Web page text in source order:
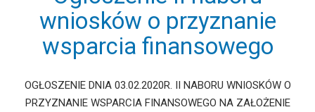
wniosków o przyznanie
wsparcia finansowego
OGŁOSZENIE DNIA 03.02.2020R. II NABORU WNIOSKÓW O
PRZYZNANIE WSPARCIA FINANSOWEGO NA ZAŁOŻENIE